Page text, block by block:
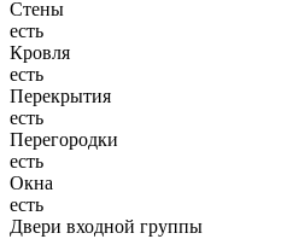
Стены
есть
Кровля
есть
Перекрытия
есть
Перегородки
есть
Окна
есть
Двери входной группы